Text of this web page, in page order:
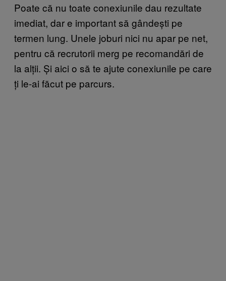
Poate că nu toate conexiunile dau rezultate
imediat, dar e important să gândești pe
termen lung. Unele joburi nici nu apar pe net,
pentru că recrutorii merg pe recomandări de
la alții. Și aici o să te ajute conexiunile pe care
ți le-ai făcut pe parcurs.